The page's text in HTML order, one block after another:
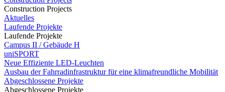
Construction Projects
Aktuelles
Laufende Projekte
Laufende Projekte
Campus II / Gebäude H
uniSPORT
Neue Effiziente LED-Leuchten
Ausbau der Fahrradinfrastruktur für eine klimafreundliche Mobilität
Abgeschlossene Projekte
Abgeschlossene Projekte